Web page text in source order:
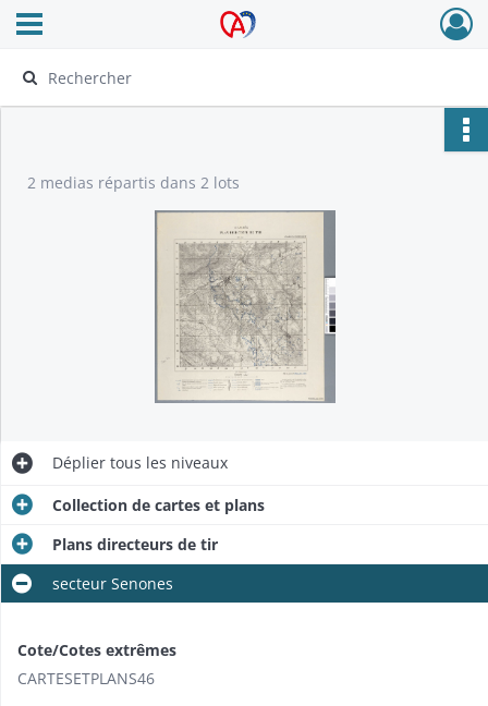
Archives Alsace - Colmar
Ouvrir le menu déroulant
2 medias répartis dans 2 lots
Déplier tous les niveaux
Collection de cartes et plans
Plans directeurs de tir
secteur Senones
Cote/Cotes extrêmes
CARTESETPLANS46